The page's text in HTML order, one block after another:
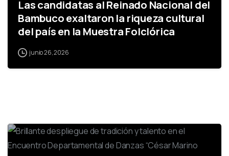
Las candidatas al Reinado Nacional del
Bambuco exaltaron la riqueza cultural
del país en la Muestra Folclórica
junio 26, 2026